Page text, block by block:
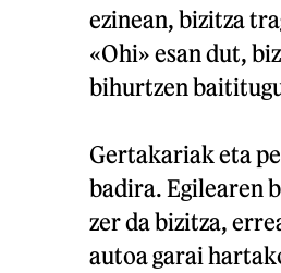
ezinean, bizitza
«Ohi» esan dut,
bihurtzen
Gertakariak eta
badira. Egilearen
zer da bizitza,
autoa garai